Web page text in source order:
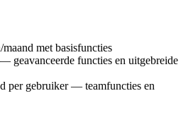
met basisfuncties
geavanceerde functies en uitgebreide
per gebruiker — teamfuncties en